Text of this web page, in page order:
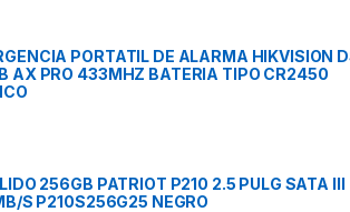
PORTATIL DE ALARMA HIKVISION
AX PRO 433MHZ BATERIA TIPO CR2450
256GB PATRIOT P210 2.5 PULG SATA III
S P210S256G25 NEGRO